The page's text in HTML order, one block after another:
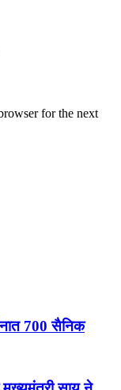
for the next
700 सैनिक